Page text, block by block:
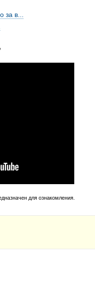
в...
для ознакомления.